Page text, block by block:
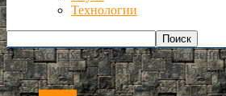
Технологии
РИА Астрахань Россия
Москве могут закрыть к лету 2015 года